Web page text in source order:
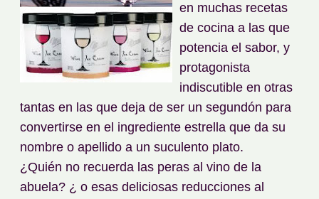
en muchas recetas
de cocina a las que
potencia el sabor, y
protagonista
indiscutible en otras
tantas en las que deja de ser un segundón para
convertirse en el ingrediente estrella que da su
nombre o apellido a un suculento plato.
¿Quién no recuerda las peras al vino de la
abuela? ¿ o esas deliciosas reducciones al